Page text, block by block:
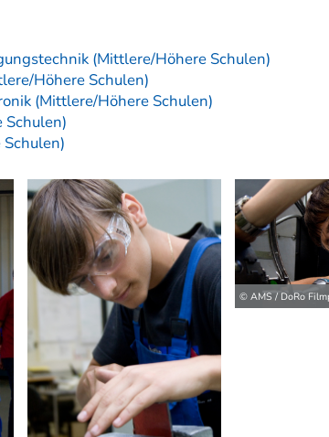
(Mittlere/Höhere Schulen)
Höhere Schulen)
(Mittlere/Höhere Schulen)
© AMS / DoRo